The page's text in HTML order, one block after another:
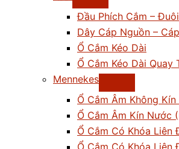
Đầu Phích Cắm –
Dây Cáp Nguồn –
Ổ Cắm Kéo Dài
Ổ Cắm Kéo Dài Quay
Mennekes
Ổ Cắm Âm Không
Ổ Cắm Âm Kín Nước
Ổ Cắm Có Khóa Liên